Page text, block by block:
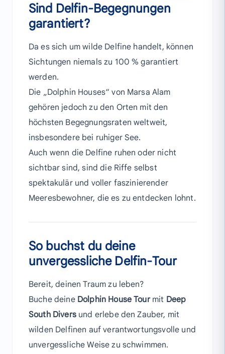
Sind Delfin-Begegnungen
garantiert?
Da es sich um wilde Delfine handelt, können
Sichtungen niemals zu 100 % garantiert
werden.
Die „Dolphin Houses“ von Marsa Alam
gehören jedoch zu den Orten mit den
höchsten Begegnungsraten weltweit,
insbesondere bei ruhiger See.
Auch wenn die Delfine ruhen oder nicht
sichtbar sind, sind die Riffe selbst
spektakulär und voller faszinierender
Meeresbewohner, die es zu entdecken lohnt.
So buchst du deine
unvergessliche Delfin-Tour
Bereit, deinen Traum zu leben?
Buche deine Dolphin House Tourmit Deep
South Diversund erlebe den Zauber, mit
wilden Delfinen auf verantwortungsvolle und
unvergessliche Weise zu schwimmen.